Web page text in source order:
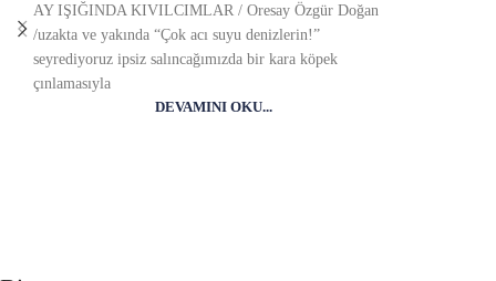
AY IŞIĞINDA KIVILCIMLAR / Oresay Özgür Doğan
/uzakta ve yakında “Çok acı suyu denizlerin!”
seyrediyoruz ipsiz salıncağımızda bir kara köpek
çınlamasıyla
DEVAMINI OKU...